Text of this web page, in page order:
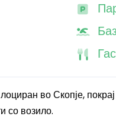
во Скопје,
со возило.